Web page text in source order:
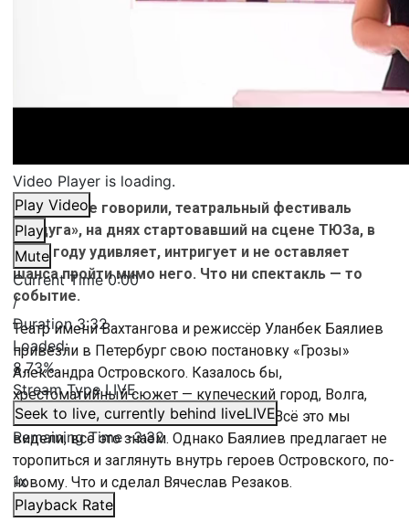
Video Player is loading.
Play Video
Play
Mute
Current Time0:00
/
Duration3:32
Loaded:
8.73%
Stream TypeLIVE
Seek to live, currently behind liveLIVE
Remaining Time-3:32
1x
Playback Rate
Как мы уже говорили, театральный фестиваль
«Радуга», на днях стартовавший на сцене ТЮЗа, в
этом году удивляет, интригует и не оставляет
шанса пройти мимо него. Что ни спектакль — то
событие.
Театр имени Вахтангова и режиссёр Уланбек Баялиев
привезли в Петербург свою постановку «Грозы»
Александра Островского. Казалось бы,
хрестоматийный сюжет — купеческий город, Волга,
несчастная от своей любви Катерина. Всё это мы
видели, всё это знаем. Однако Баялиев предлагает не
торопиться и заглянуть внутрь героев Островского, по-
новому. Что и сделал Вячеслав Резаков.